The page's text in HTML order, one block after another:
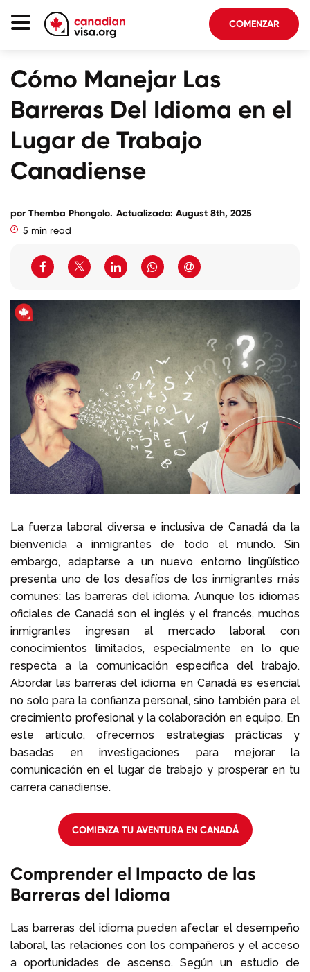
COMENZAR
Cómo Manejar Las
Barreras Del Idioma en el
Lugar de Trabajo
Canadiense
por Themba Phongolo. Actualizado: August 8th, 2025
5 min read
La fuerza laboral diversa e inclusiva de Canadá da la
bienvenida a inmigrantes de todo el mundo. Sin
embargo, adaptarse a un nuevo entorno lingüístico
presenta uno de los desafíos de los inmigrantes más
comunes: las barreras del idioma. Aunque los idiomas
oficiales de Canadá son el inglés y el francés, muchos
inmigrantes ingresan al mercado laboral con
conocimientos limitados, especialmente en lo que
respecta a la comunicación específica del trabajo.
Abordar las barreras del idioma en Canadá es esencial
no solo para la confianza personal, sino también para el
crecimiento profesional y la colaboración en equipo. En
este artículo, ofrecemos estrategias prácticas y
basadas en investigaciones para mejorar la
comunicación en el lugar de trabajo y prosperar en tu
carrera canadiense.
COMIENZA TU AVENTURA EN CANADÁ
Comprender el Impacto de las
Barreras del Idioma
Las barreras del idioma pueden afectar el desempeño
laboral, las relaciones con los compañeros y el acceso
a oportunidades de ascenso. Según un estudio de
Acerca De Nosotros
Blog
FAQ
COMENZAR
Iniciar sesión en su cuenta
Llámenos al +1 604 449 1200